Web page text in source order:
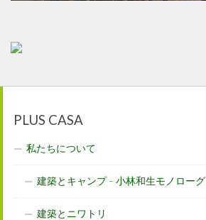
PLUS CASA
私たちについて
建築とキャンプ – 小林和生モノローグ
建築とニワトリ